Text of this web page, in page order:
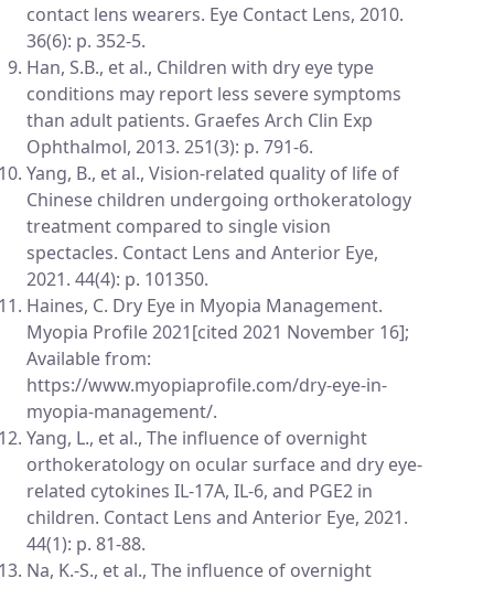
contact lens wearers. Eye Contact Lens, 2010.
36(6): p. 352-5.
Han, S.B., et al., Children with dry eye type
conditions may report less severe symptoms
than adult patients. Graefes Arch Clin Exp
Ophthalmol, 2013. 251(3): p. 791-6.
Yang, B., et al., Vision-related quality of life of
Chinese children undergoing orthokeratology
treatment compared to single vision
spectacles. Contact Lens and Anterior Eye,
2021. 44(4): p. 101350.
Haines, C. Dry Eye in Myopia Management.
Myopia Profile 2021[cited 2021 November 16];
Available from:
https://www.myopiaprofile.com/dry-eye-in-
myopia-management/.
Yang, L., et al., The influence of overnight
orthokeratology on ocular surface and dry eye-
related cytokines IL-17A, IL-6, and PGE2 in
children. Contact Lens and Anterior Eye, 2021.
44(1): p. 81-88.
Na, K.-S., et al., The influence of overnight